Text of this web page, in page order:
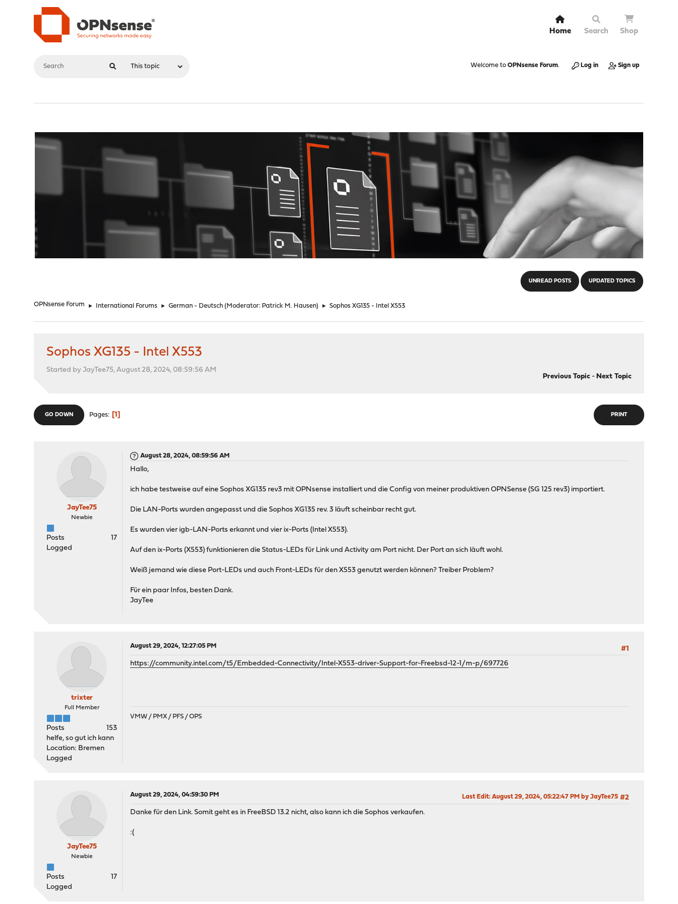
Home Search Shop
Welcome to OPNsense Forum. Log in Sign up
UNREAD POSTS UPDATED TOPICS
OPNsense Forum ► International Forums ► German - Deutsch (Moderator: Patrick M. Hausen) ► Sophos XG135 - Intel X553
Sophos XG135 - Intel X553
Started by JayTee75, August 28, 2024, 08:59:56 AM
Previous Topic- Next Topic
PRINT
GO DOWN Pages 1
JayTee75
Newbie
Posts
17
Logged
August 28, 2024, 08:59:56 AM
Hallo,
ich habe testweise auf eine Sophos XG135 rev3 mit OPNsense installiert und die Config von meiner produktiven OPNSense (SG 125 rev3) importiert.
Die LAN-Ports wurden angepasst und die Sophos XG135 rev. 3 läuft scheinbar recht gut.
Es wurden vier igb-LAN-Ports erkannt und vier ix-Ports (Intel X553).
Auf den ix-Ports (X553) funktionieren die Status-LEDs für Link und Activity am Port nicht. Der Port an sich läuft wohl.
Weiß jemand wie diese Port-LEDs und auch Front-LEDs für den X553 genutzt werden können? Treiber Problem?
Für ein paar Infos, besten Dank.
JayTee
trixter
Full Member
Posts
153
helfe, so gut ich kann
Location: Bremen
Logged
August 29, 2024, 12:27:05 PM
#1
https://community.intel.com/t5/Embedded-Connectivity/Intel-X553-driver-Support-for-Freebsd-12-1/m-p/697726
VMW / PMX / PFS / OPS
JayTee75
Newbie
Posts
17
Logged
August 29, 2024, 04:59:30 PM #2
Last Edit: August 29, 2024, 05:22:47 PM by JayTee75
Danke für den Link. Somit geht es in FreeBSD 13.2 nicht, also kann ich die Sophos verkaufen.
:(